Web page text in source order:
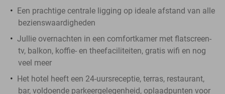
Een prachtige centrale ligging op ideale afstand van alle
bezienswaardigheden
Jullie overnachten in een comfortkamer met flatscreen-
tv, balkon, koffie- en theefaciliteiten, gratis wifi en nog
veel meer
Het hotel heeft een 24-uursreceptie, terras, restaurant,
bar, voldoende parkeergelegenheid, oplaadpunten voor